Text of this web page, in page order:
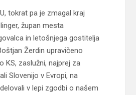
tokrat pa je zmagal kraj
župan mesta
in letošnjega gostitelja
Žerdin upravičeno
KS, zaslužni, najprej za
Slovenijo v Evropi, na
v lepi zgodbi o našem